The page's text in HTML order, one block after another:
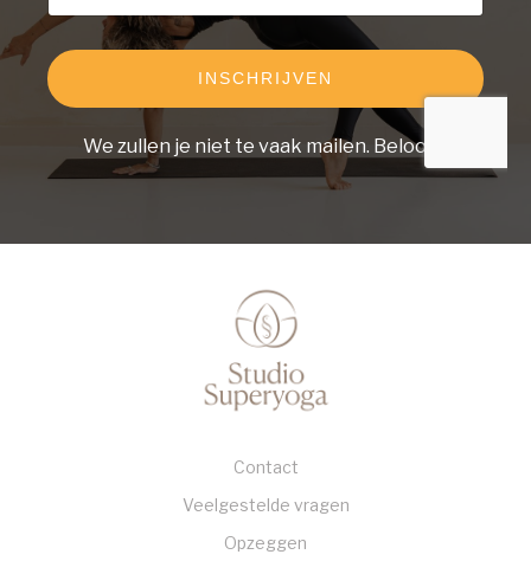
INSCHRIJVEN
We zullen je niet te vaak mailen. Beloofd.
Contact
Veelgestelde vragen
Opzeggen